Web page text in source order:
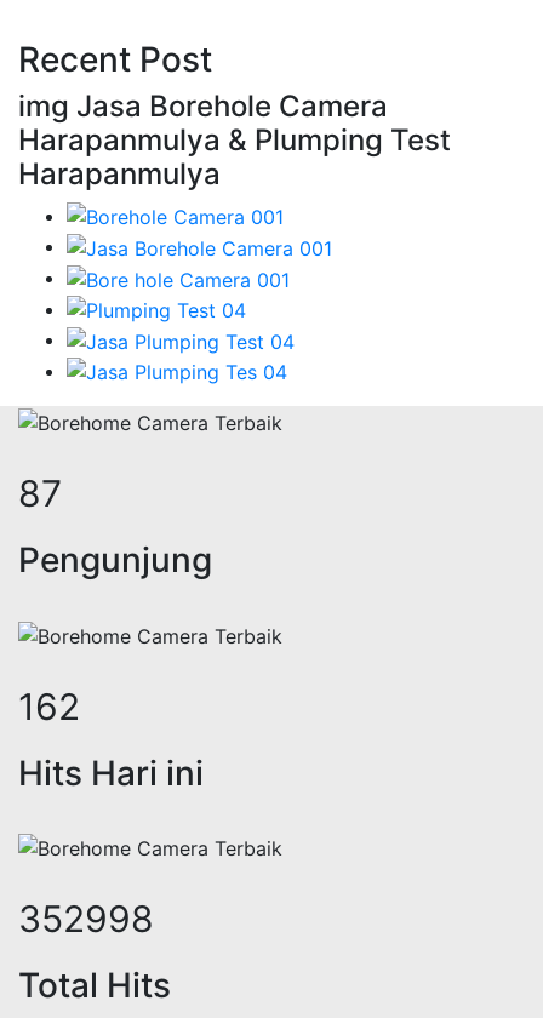
Recent Post
img Jasa Borehole Camera
Harapanmulya & Plumping Test
Harapanmulya
107
Pengunjung
199
Hits Hari ini
434131
Total Hits